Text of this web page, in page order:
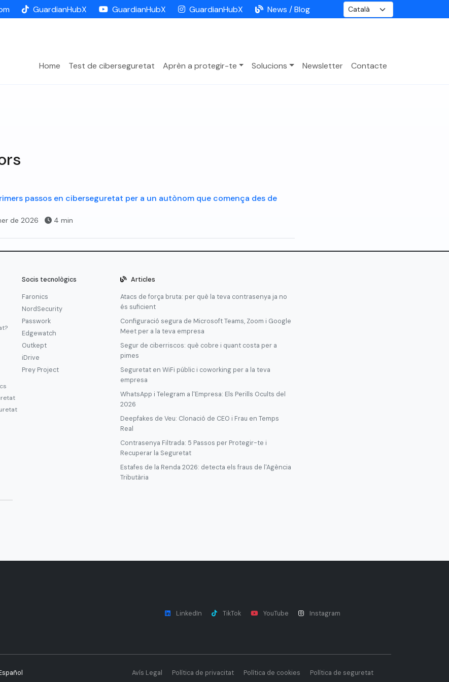
GuardianHubX GuardianHubX GuardianHubX News / Blog
Home Test de ciberseguretat Aprèn a protegir-te Solucions Newsletter Contacte
passos en ciberseguretat per a un autònom que comença des de
de 2026 4 min
Socis tecnològics
Faronics
NordSecurity
Passwork
Edgewatch
Outkept
iDrive
Prey Project
Articles
Atacs de força bruta: per què la teva contrasenya ja no
és suficient
Configuració segura de Microsoft Teams, Zoom i Google
Meet per a la teva empresa
Segur de ciberriscos: què cobre i quant costa per a
pimes
Seguretat en WiFi públic i coworking per a la teva
empresa
WhatsApp i Telegram a l'Empresa: Els Perills Ocults del
2026
Deepfakes de Veu: Clonació de CEO i Frau en Temps
Real
Contrasenya Filtrada: 5 Passos per Protegir-te i
Recuperar la Seguretat
Estafes de la Renda 2026: detecta els fraus de l'Agència
Tributària
LinkedIn TikTok YouTube Instagram
Avís Legal Política de privacitat Política de cookies Política de seguretat